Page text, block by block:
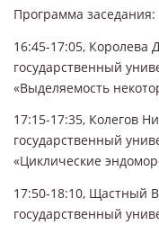
Программа заседания:
16:45-17:05, Королева
государственный
«Выделяемость
17:15-17:35, Колегов
государственный
«Циклические
17:50-18:10, Щастный
государственный